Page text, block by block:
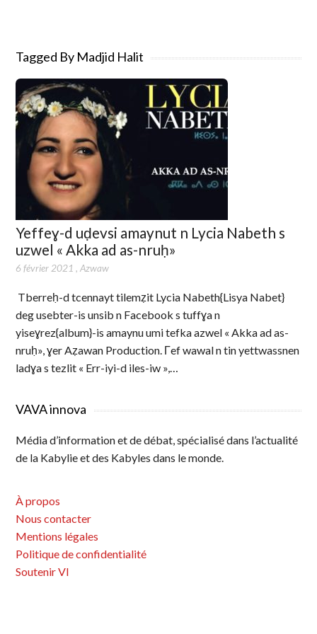
Tagged By Madjid Halit
Yeffeɣ-d uḍevsi amaynut n Lycia Nabeth s
uzwel « Akka ad as-nruḥ»
6 février 2021 ,Azwaw
Tberreḥ-d tcennayt tilemẓit Lycia Nabeth{Lisya Nabet}
deg usebter-is unsib n Facebook s tuffɣa n
yiseɣrez{album}-is amaynu umi tefka azwel « Akka ad as-
nruḥ», ɣer Aẓawan Production. Γef wawal n tin yettwassnen
ladɣa s tezlit « Err-iyi-d iles-iw »,…
VAVA innova
Média d’information et de débat, spécialisé dans l’actualité
de la Kabylie et des Kabyles dans le monde.
À propos
Nous contacter
Mentions légales
Politique de confidentialité
Soutenir VI